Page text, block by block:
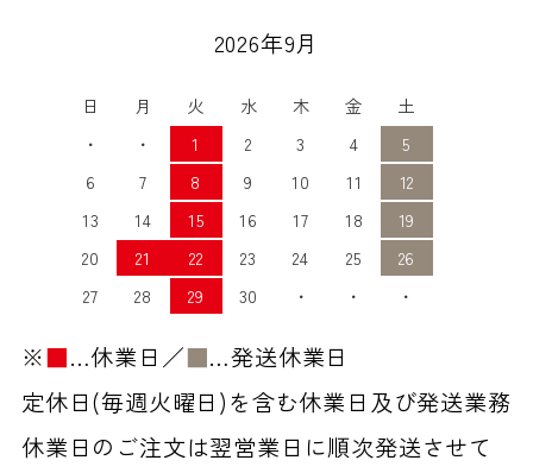
2026年9月
日 月 火 水 木 金
土
・
・ 1 2 3 4
5
6
7 8 9 10 11
12
13
14 15 16 17 18
19
20
21 22 23 24 25
26
27
28 29 30 ・ ・ ・
※■…休業日／■…発送休業日
定休日(毎週火曜日)を含む休業日及び発送業務
休業日のご注文は翌営業日に順次発送させて